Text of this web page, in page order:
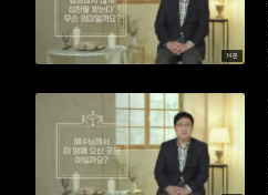
14분